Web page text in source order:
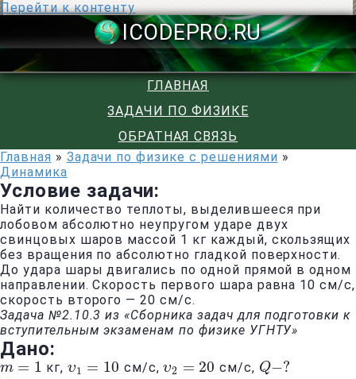
Перейти к контенту
ГЛАВНАЯ
ЗАДАЧИ ПО ФИЗИКЕ
ОБРАТНАЯ СВЯЗЬ
Главная » Задачи по физике с решениями »
Динамика
Условие задачи:
Найти количество теплоты, выделившееся при
лобовом абсолютно неупругом ударе двух
свинцовых шаров массой 1 кг каждый, скользящих
без вращения по абсолютно гладкой поверхности.
До удара шары двигались по одной прямой в одном
направлении. Скорость первого шара равна 10 см/с,
скорость второго — 20 см/с.
Задача №2.10.3 из «Сборника задач для подготовки к
вступительным экзаменам по физике УГНТУ»
Дано:
m = 1
m= 1 кг,υ1 = 10
υ1 =10 см/с,υ2 = 20
υ2 =20 см/с, Q−?
Q−?